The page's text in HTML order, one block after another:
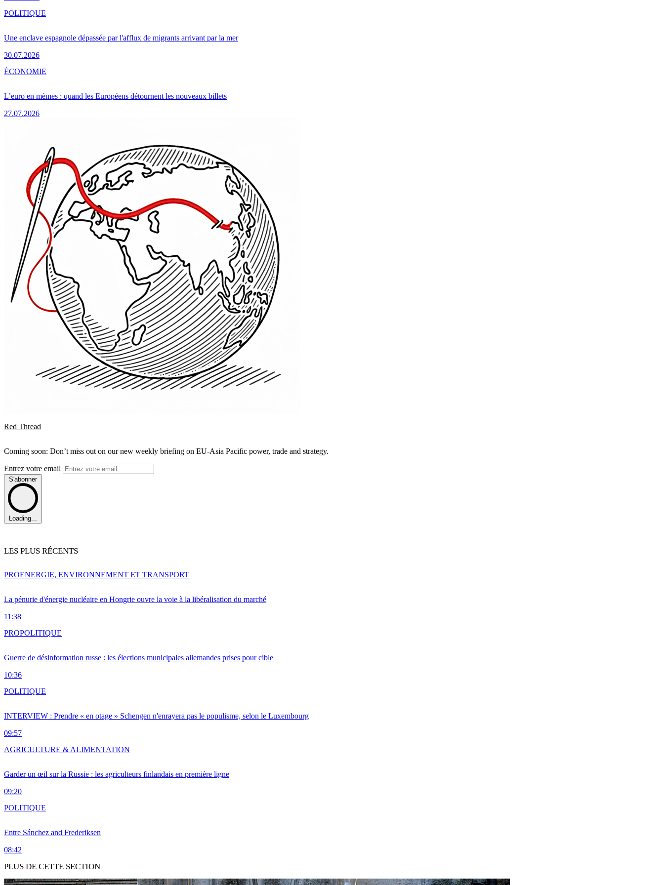
Une enclave espagnole dépassée par l'afflux de migrants arrivant par la mer
30.07.2026
POLITIQUE
L’euro en mèmes : quand les Européens détournent les nouveaux billets
27.07.2026
ÉCONOMIE
Red Thread
Coming soon: Don’t miss out on our new weekly briefing on EU-Asia Pacific power, trade and strategy.
Entrez votre email
S'abonner
Loading...
LES PLUS RÉCENTS
La pénurie d'énergie nucléaire en Hongrie ouvre la voie à la libéralisation du marché
11:38
PROENERGIE, ENVIRONNEMENT ET TRANSPORT
Guerre de désinformation russe : les élections municipales allemandes prises pour cible
10:36
PROPOLITIQUE
INTERVIEW : Prendre « en otage » Schengen n'enrayera pas le populisme, selon le Luxembourg
09:57
POLITIQUE
Garder un œil sur la Russie : les agriculteurs finlandais en première ligne
09:20
AGRICULTURE & ALIMENTATION
Entre Sánchez and Frederiksen
08:42
POLITIQUE
PLUS DE CETTE SECTION